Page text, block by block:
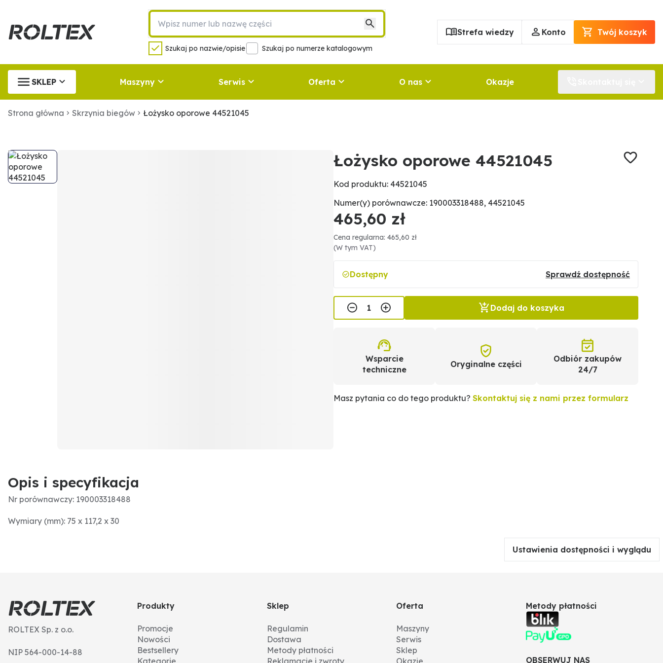
Szukaj po nazwie/opisie Szukaj po numerze katalogowym
Strefa wiedzy Konto Twój koszyk
SKLEP Maszyny Serwis Oferta O nas Okazje
Strona główna Skrzynia biegów Łożysko oporowe 44521045
Łożysko oporowe 44521045
Kod produktu: 44521045
Numer(y) porównawcze: 190003318488, 44521045
465,60 zł
Cena regularna: 465,60 zł
(W tym VAT)
Dostępny Sprawdź dostępność
Dodaj do koszyka
Wsparcie
techniczne
Oryginalne części
Odbiór zakupów
24/7
Masz pytania co do tego produktu? Skontaktuj się z nami przez formularz
Opis i specyfikacja
Nr porównawczy: 190003318488
Wymiary (mm): 75 x 117,2 x 30
Ustawienia dostępności i wyglądu
ROLTEX Sp. z o.o.
NIP 564-000-14-88
Produkty
Promocje
Nowości
Bestsellery
Kategorie
Sklep
Regulamin
Dostawa
Metody płatności
Reklamacje i zwroty
Oferta
Maszyny
Serwis
Sklep
Okazje
Metody płatności
OBSERWUJ NAS